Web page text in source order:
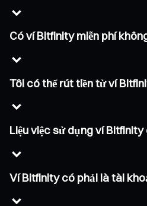
Có ví Bitfinity miễn phí
Tôi có thể rút tiền từ ví
Liệu việc sử dụng ví
Ví Bitfinity có phải là tài